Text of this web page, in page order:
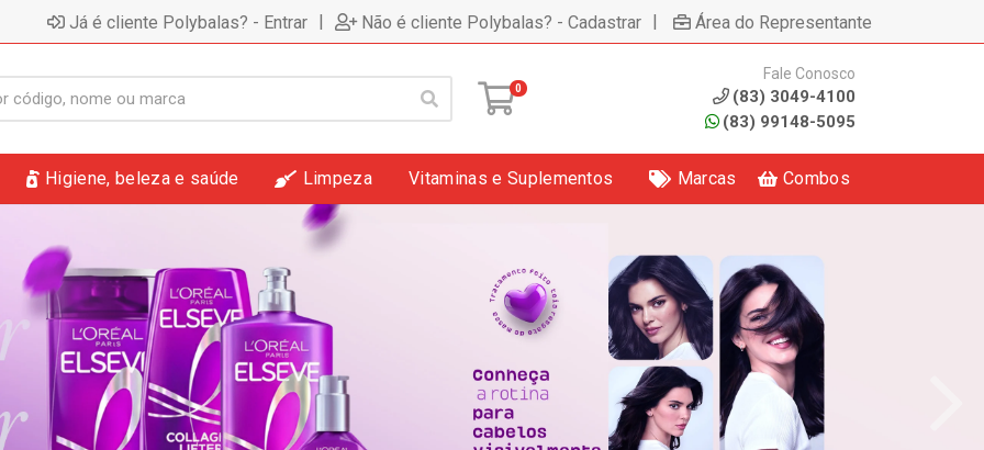
Já é cliente Polybalas? - Entrar | Não é cliente Polybalas? - Cadastrar | Área do Representante
0
Fale Conosco
(83) 3049-4100
(83) 99148-5095
Higiene, beleza e saúde Limpeza Vitaminas e Suplementos Marcas Combos